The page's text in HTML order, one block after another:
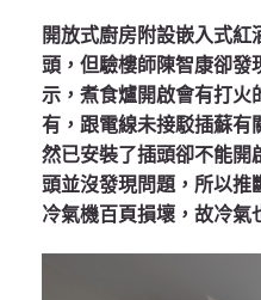
開放式廚房附設嵌入式
頭，但驗樓師陳智康卻發
示，煮食爐開啟會有打火
有，跟電線未接駁插蘇有
然已安裝了插頭卻不能開
頭並沒發現問題，所以推
冷氣機百頁損壞，故冷氣